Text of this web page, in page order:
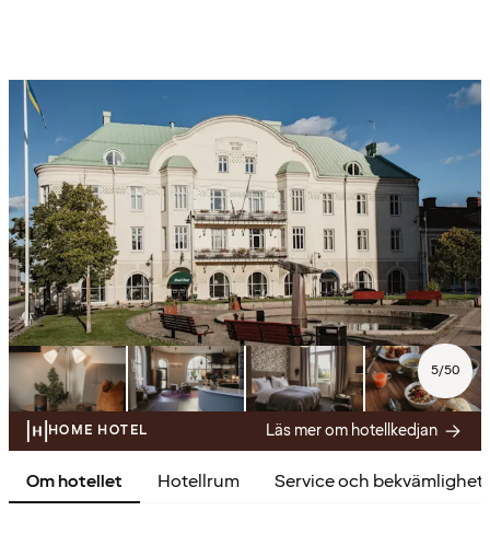
5/50
HOME HOTEL Läs mer om hotellkedjan
Om hotellet Hotellrum Service och